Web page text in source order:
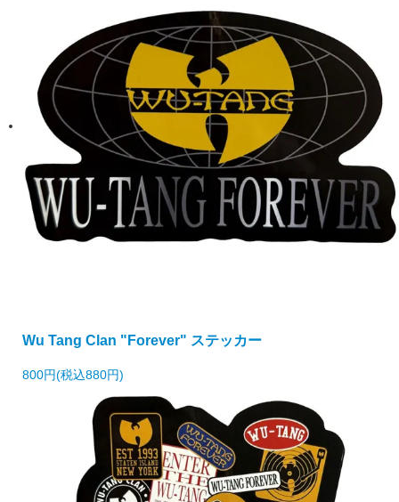
Wu Tang Clan "Forever" ステッカー
800円(税込880円)